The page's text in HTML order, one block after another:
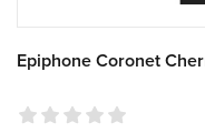
Epiphone Coronet